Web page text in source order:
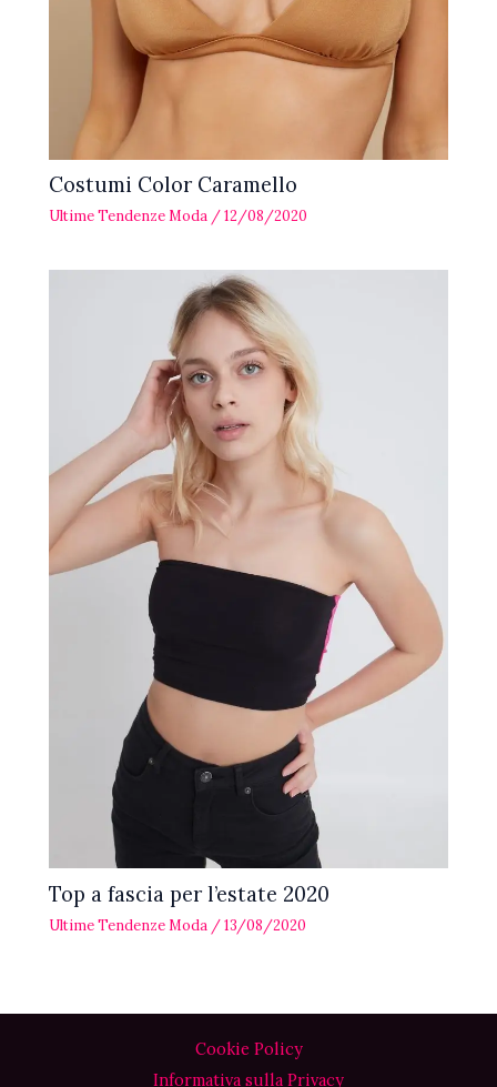
Costumi Color Caramello
Ultime Tendenze Moda /12/08/2020
Top a fascia per l’estate 2020
Ultime Tendenze Moda /13/08/2020
Cookie Policy
Informativa sulla Privacy